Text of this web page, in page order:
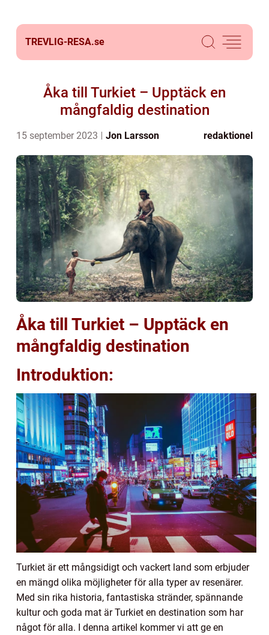
TREVLIG-RESA.se
Åka till Turkiet – Upptäck en
mångfaldig destination
15 september 2023 Jon Larsson redaktionel
Åka till Turkiet – Upptäck en
mångfaldig destination
Introduktion:
Turkiet är ett mångsidigt och vackert land som erbjuder
en mängd olika möjligheter för alla typer av resenärer.
Med sin rika historia, fantastiska stränder, spännande
kultur och goda mat är Turkiet en destination som har
något för alla. I denna artikel kommer vi att ge en